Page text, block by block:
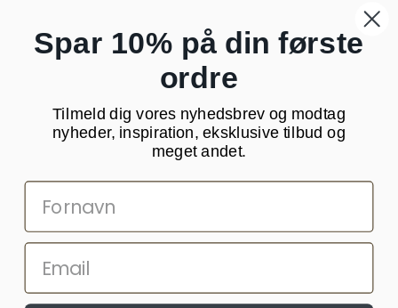
Oversigt
Strandparken 23 st tv
8000 Aarhus C
CVR: 29025002
kundeservice@pashminawear.dk
Nyhedsbrev
Din e-mail
Sociale medier
Facebook
Spar 10% på din første
ordre
Tilmeld dig vores nyhedsbrev og modtag
nyheder, inspiration, eksklusive tilbud og
meget andet.